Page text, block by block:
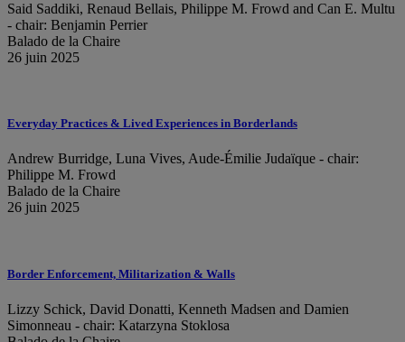
Said Saddiki, Renaud Bellais, Philippe M. Frowd and Can E. Multu
- chair: Benjamin Perrier
Balado de la Chaire
26 juin 2025
Everyday Practices & Lived Experiences in Borderlands
Andrew Burridge, Luna Vives, Aude-Émilie Judaïque - chair:
Philippe M. Frowd
Balado de la Chaire
26 juin 2025
Border Enforcement, Militarization & Walls
Lizzy Schick, David Donatti, Kenneth Madsen and Damien
Simonneau - chair: Katarzyna Stoklosa